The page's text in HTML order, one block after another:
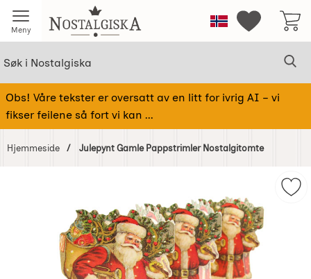
Meny Startsiden for NostalgiskaNorge Mine
Obs! Våre tekster er oversatt av en litt for ivrig AI – vi
fikser feilene så fort vi kan ...
Hjemmeside Julepynt Gamle Pappstrimler Nostalgitomte